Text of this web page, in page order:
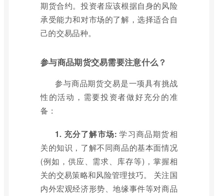
期货合约。投资者应该根据自身的风险
承受能力和对市场的了解，选择适合自
己的交易品种。
参与商品期货交易需要注意什么？
参与商品期货交易是一项具有挑战
性的活动，需要投资者做好充分的准
备：
1. 充分了解市场: 学习商品期货相
关的知识，了解不同商品的基本面情况
(例如，供应、需求、库存等)，掌握相
关的交易策略和风险管理技巧。 关注国
内外宏观经济形势、地缘事件等对商品